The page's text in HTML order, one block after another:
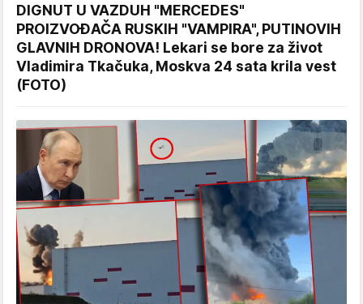
DIGNUT U VAZDUH "MERCEDES"
PROIZVOĐAČA RUSKIH "VAMPIRA", PUTINOVIH
GLAVNIH DRONOVA! Lekari se bore za život
Vladimira Tkačuka, Moskva 24 sata krila vest
(FOTO)